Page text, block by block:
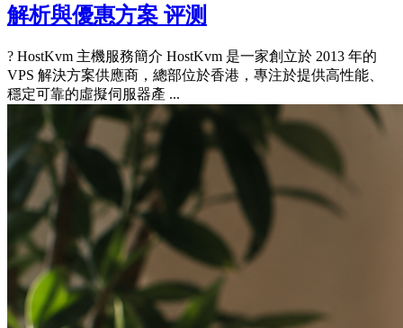
解析與優惠方案 评测
? HostKvm 主機服務簡介 HostKvm 是一家創立於 2013 年的
VPS 解決方案供應商，總部位於香港，專注於提供高性能、
穩定可靠的虛擬伺服器產 ...